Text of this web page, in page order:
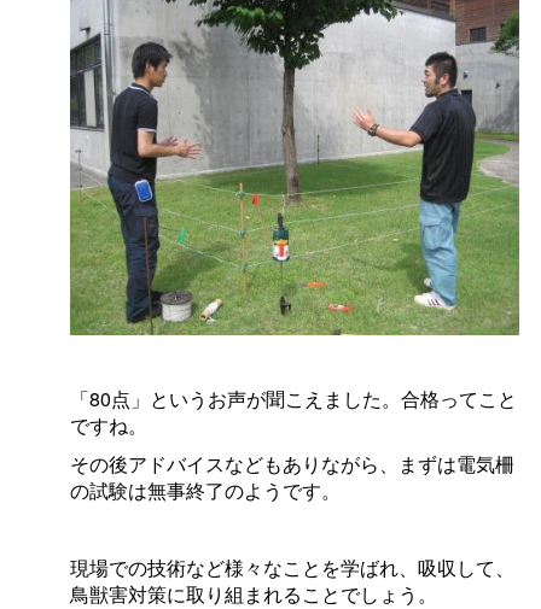
「80点」というお声が聞こえました。合格ってこと
ですね。
その後アドバイスなどもありながら、まずは電気柵
の試験は無事終了のようです。
現場での技術など様々なことを学ばれ、吸収して、
鳥獣害対策に取り組まれることでしょう。